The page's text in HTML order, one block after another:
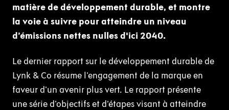
matière de développement durable, et montre
la voie à suivre pour atteindre un niveau
d’émissions nettes nulles d'ici 2040.
Le dernier rapport sur le développement durable de
Lynk & Co résume l'engagement de la marque en
faveur d'un avenir plus vert. Le rapport présente
une série d'objectifs et d’étapes visant à atteindre